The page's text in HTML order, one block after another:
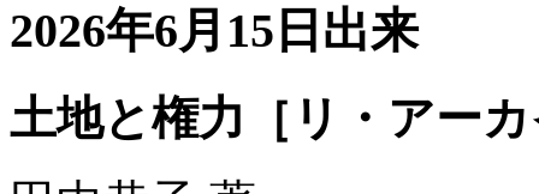
2026年6月15日出来
土地と権力［リ・アー